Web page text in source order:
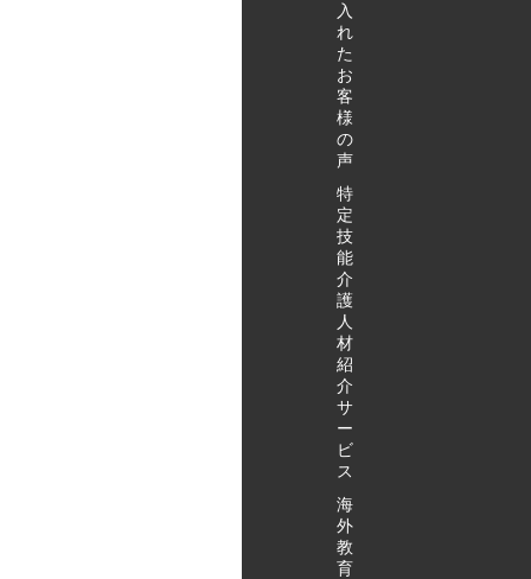
入
れ
た
お
客
様
の
声
特
定
技
能
介
護
人
材
紹
介
サ
ー
ビ
ス
海
外
教
育